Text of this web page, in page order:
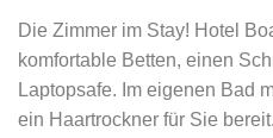
Die Zimmer im Stay! Hotel
komfortable Betten, einen
Laptopsafe. Im eigenen Bad
ein Haartrockner für Sie